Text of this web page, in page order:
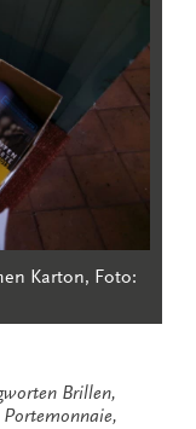
Karton, Foto:
Brillen,
Portemonnaie,